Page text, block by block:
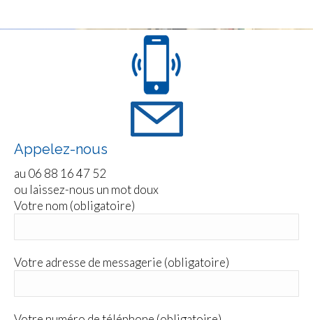
Appelez-nous
au 06 88 16 47 52
ou laissez-nous un mot doux
Votre nom (obligatoire)
Votre adresse de messagerie (obligatoire)